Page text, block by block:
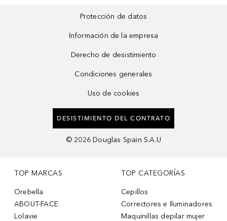
Protección de datos
Información de la empresa
Derecho de desistimiento
Condiciones generales
Uso de cookies
DESISTIMIENTO DEL CONTRATO
© 2026 Douglas Spain S.A.U
TOP MARCAS
Orebella
ABOUT-FACE
Lolavie
TOP CATEGORÍAS
Cepillos
Correctores e Iluminadores
Maquinillas depilar mujer